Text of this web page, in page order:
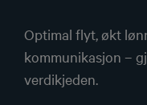
Optimal flyt, økt
kommunikasjon –
verdikjeden.